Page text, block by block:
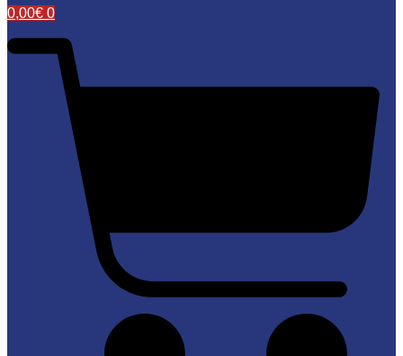
0,00€ 0